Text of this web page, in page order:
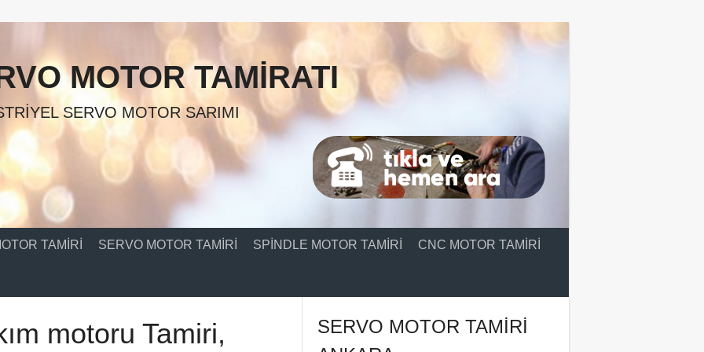
MOTOR TAMIRATI
SERVO MOTOR SARIMI
TAMIRI SERVO MOTOR TAMIRI SPINDLE MOTOR TAMIRI CNC MOTOR TAMIRI
motoru Tamiri,
SERVO MOTOR TAMIRI